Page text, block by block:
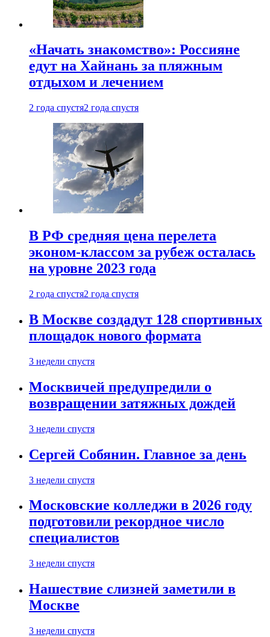
«Начать знакомство»: Россияне
едут на Хайнань за пляжным
отдыхом и лечением
2 года спустя2 года спустя
В РФ средняя цена перелета
эконом-классом за рубеж осталась
на уровне 2023 года
2 года спустя2 года спустя
В Москве создадут 128 спортивных
площадок нового формата
3 недели спустя
Москвичей предупредили о
возвращении затяжных дождей
3 недели спустя
Сергей Собянин. Главное за день
3 недели спустя
Московские колледжи в 2026 году
подготовили рекордное число
специалистов
3 недели спустя
Нашествие слизней заметили в
Москве
3 недели спустя